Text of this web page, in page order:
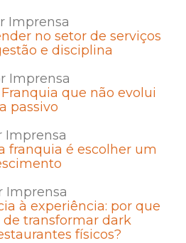
Imprensa
no setor de serviços
e disciplina
Imprensa
que não evolui
passivo
Imprensa
franquia é escolher um
Imprensa
à experiência: por que
de transformar dark
físicos?